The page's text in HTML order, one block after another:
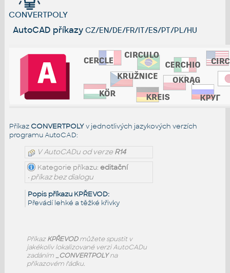
CONVERTPOLY
AutoCAD příkazy CZ/EN/DE/FR/IT/ES/PT/PL/HU
Příkaz CONVERTPOLYv jednotlivých jazykových verzích
programu AutoCAD:
V AutoCADu od verzeR14
Kategorie příkazu: editační
• příkaz bez dialogu
Popis příkazu KPŘEVOD:
Převádí lehké a těžké křivky
PříkazKPŘEVODmůžete spustit v
jakékoliv lokalizované verzi AutoCADu
zadáním _CONVERTPOLYna
příkazovém řádku.